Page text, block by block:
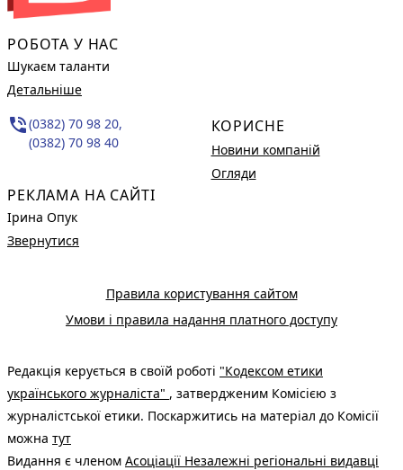
РОБОТА У НАС
Шукаєм таланти
Детальніше
phone_in_talk(0382) 70 98 20,
(0382) 70 98 40
РЕКЛАМА НА САЙТІ
Ірина Опук
Звернутися
КОРИСНЕ
Новини компаній
Огляди
Правила користування сайтом
Умови і правила надання платного доступу
Редакція керується в своїй роботі "Кодексом етики
українського журналіста" , затвердженим Комісією з
журналістської етики. Поскаржитись на матеріал до Комісії
можна тут
Видання є членом Асоціації Незалежні регіональні видавці